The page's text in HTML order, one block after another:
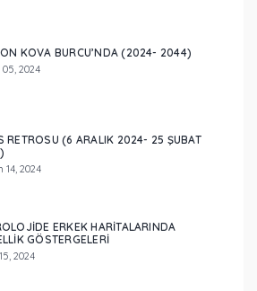
KOVA BURCU’NDA (2024- 2044)
2024
RETROSU (6 ARALIK 2024- 25 ŞUBAT
14, 2024
ERKEK HARITALARINDA
GÖSTERGELERI
2024